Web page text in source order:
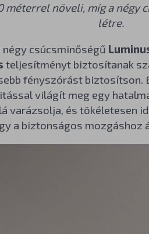
növeli, míg a négy
létre.
négy csúcsminőségű
teljesítményt biztosítanak
fényszórást biztosítson.
világít meg egy
varázsolja, és tökéletesen
a biztonságos mozgáshoz